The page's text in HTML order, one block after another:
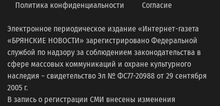
Политика конфиденциальности Согласие
Электронное периодическое издание «Интернет-газета
«БРЯНСКИЕ НОВОСТИ» зарегистрировано Федеральной
службой по надзору за соблюдением законодательства в
сфере массовых коммуникаций и охране культурного
наследия − свидетельство Эл № ФС77-20988 от 29 сентября
2005 г.
В запись о регистрации СМИ внесены изменения